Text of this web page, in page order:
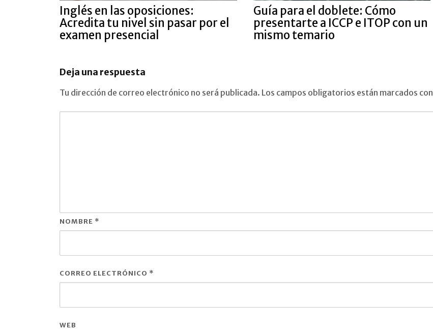
Inglés en las oposiciones:
Acredita tu nivel sin pasar por el
examen presencial
Guía para el doblete: Cómo
presentarte a ICCP e ITOP con un
mismo temario
Deja una respuesta
Tu dirección de correo electrónico no será publicada. Los campos obligatorios están marcados con
NOMBRE *
CORREO ELECTRÓNICO *
WEB